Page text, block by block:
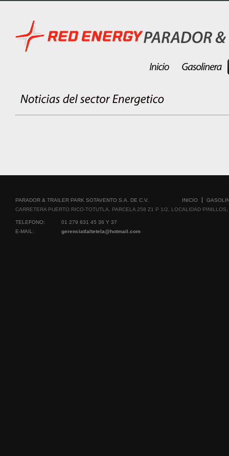
INICIO
PARADOR & TRAILER PARK SOTAVENTO S.A. DE C.V.
CARRETERA PUERTO RICO-TOTUTLA, PARCELA 258 Z1 P 1/2, LOCALIDAD
TELEFONO:
01 279 831 45 36 Y 37
E-MAIL:
gerenciatlaltetela@hotmail.com